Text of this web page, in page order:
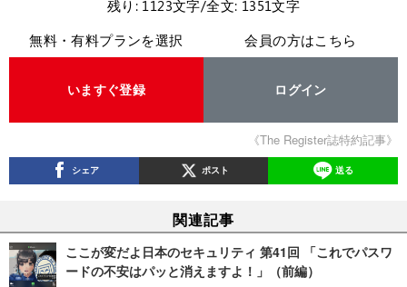
残り: 1123文字/全文: 1351文字
無料・有料プランを選択
いますぐ登録
会員の方はこちら
ログイン
《The Register誌特約記事》
シェア ポスト 送る
関連記事
ここが変だよ日本のセキュリティ 第41回 「これでパスワ
ードの不安はパッと消えますよ！」（前編）